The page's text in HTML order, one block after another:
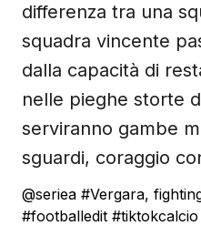
differenza tra una
squadra vincente
dalla capacità di
nelle pieghe storte
serviranno gambe
sguardi, coraggio
@seriea #Vergara,
#footballedit #tiktokcalcio